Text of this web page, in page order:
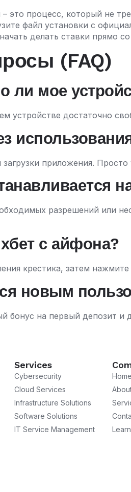
это процесс, который не
файл установки с
делать ставки прямо
(FAQ)
ли мое
устройстве достаточно
приложения. Просто
разрешений или
с айфона?
крестика, затем нажмите
новым
бонус на первый депозит
Services
Cybersecurity
Cloud Services
Infrastructure Solutions
Software Solutions
IT Service Management
Home